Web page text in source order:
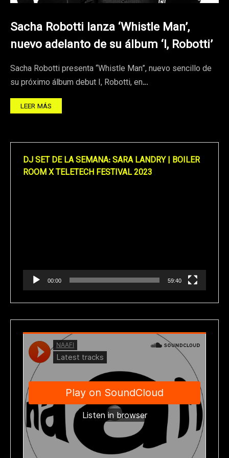
Sacha Robotti lanza ‘Whistle Man’,
nuevo adelanto de su álbum ‘I, Robotti’
Sacha Robotti presenta “Whistle Man”, nuevo sencillo de
su próximo álbum debut I, Robotti, en…
LEER MÁS
DJ SET DE LA SEMANA: SARA LANDRY | BOILER
ROOM X TELETECH FESTIVAL 2023
00:00 59:40